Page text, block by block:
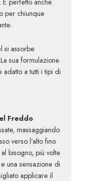
per chiunque
si assorbe
sua formulazione
a tutti i tipi di
Freddo
massaggiando
verso l’alto fino
bisogno, più volte
una sensazione di
applicare il